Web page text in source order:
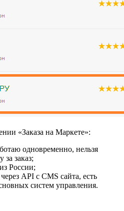
«Заказа на Маркете»:
одновременно, нельзя
за заказ;
России;
API с CMS сайта, есть
систем управления.